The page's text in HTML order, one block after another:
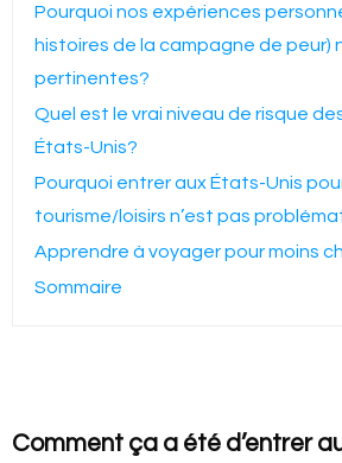
Pourquoi nos expériences
histoires de la campagne de peur)
pertinentes?
Quel est le vrai niveau de risque
États-Unis?
Pourquoi entrer aux États-Unis
tourisme/loisirs n’est pas
Apprendre à voyager pour moins
Sommaire
Comment ça a été d’entrer